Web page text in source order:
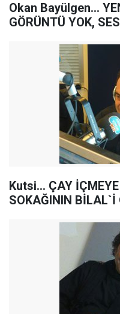
Okan Bayülgen...
GÖRÜNTÜ YOK,
Kutsi... ÇAY
SOKAĞININ BİLAL`İ